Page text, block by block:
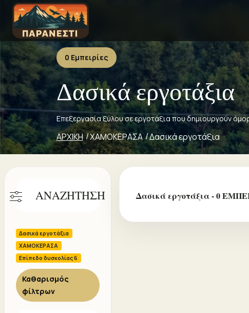
0 Εμπειρίες
Δασικά εργοτάξια
Επεξεργασία ξύλου σε εργοτάξια που δημιουργούν
ΑΡΧΙΚΗ ΧΑΜΟΚΕΡΑΣΑ Δασικά εργοτάξια
ΑΝΑΖΗΤΗΣΗ
Δασικά εργοτάξια
ΧΑΜΟΚΕΡΑΣΑ
Επίπεδο δυσκολίας 6
Καθαρισμός
φίλτρων
Δασικά εργοτάξια - 0